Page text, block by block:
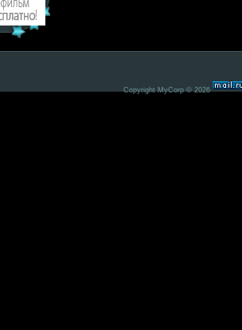
Copyright MyCorp © 2026